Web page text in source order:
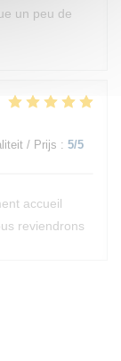
un peu de
/ Prijs : 5/5
accueil
reviendrons